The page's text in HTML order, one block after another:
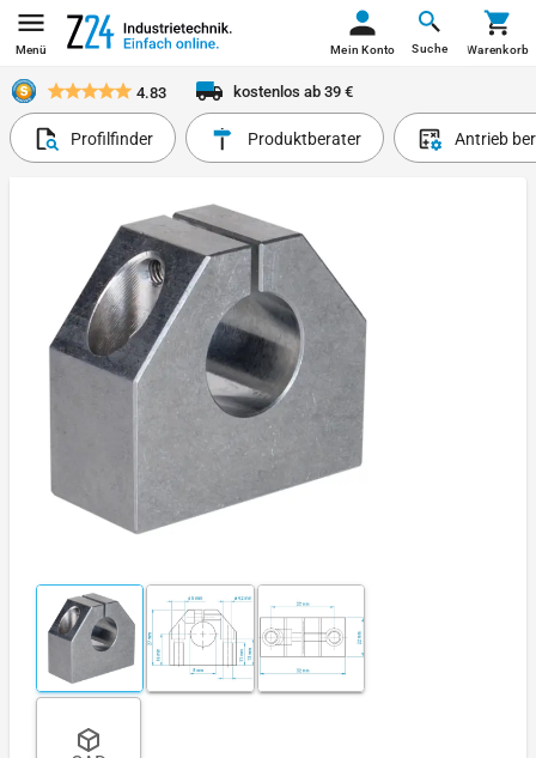
Menü Suche
Mein Konto Warenkorb
4.83 kostenlos ab 39 €
Profilfinder Produktberater Antrieb